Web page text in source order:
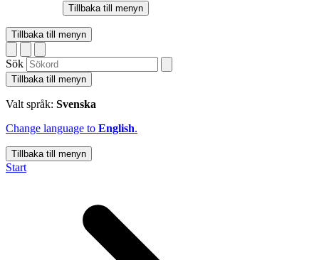
Tillbaka till menyn
Tillbaka till menyn
Sök
Tillbaka till menyn
Valt språk: Svenska
Change language to English.
Tillbaka till menyn
Start